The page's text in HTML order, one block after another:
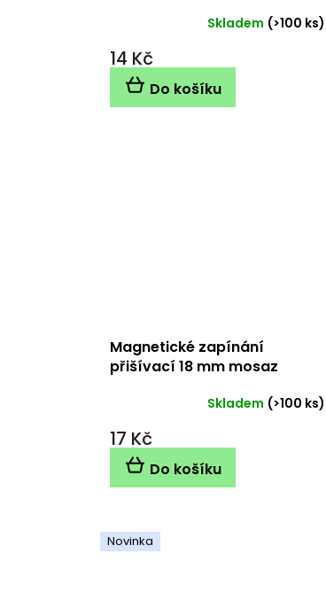
Skladem (>100 ks)
14 Kč
Do košíku
Magnetické zapínání
přišívací 18 mm mosaz
Skladem (>100 ks)
17 Kč
Do košíku
Novinka